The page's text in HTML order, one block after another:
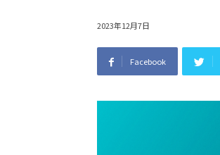
2023年12月7日
Facebook